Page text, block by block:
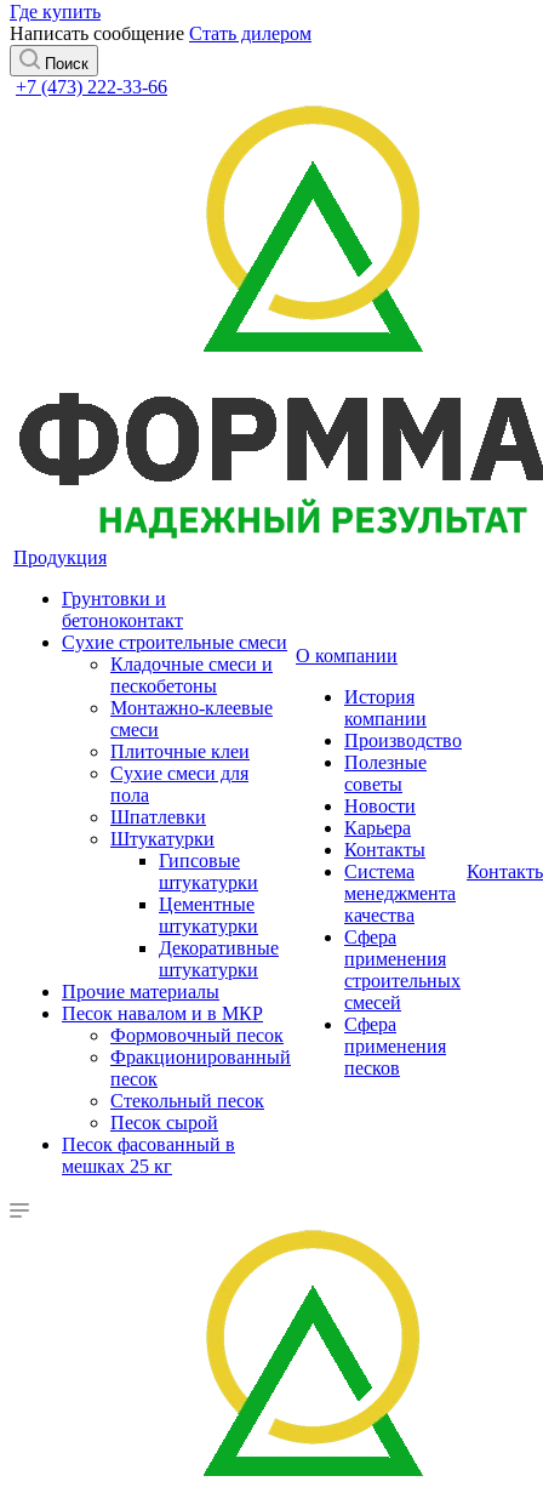
Где купить
Написать сообщение Стать дилером
Поиск
+7 (473) 222-33-66
Продукция
Грунтовки и
бетоноконтакт
Сухие строительные смеси
Кладочные смеси и
пескобетоны
Монтажно-клеевые
смеси
Плиточные клеи
Сухие смеси для
пола
Шпатлевки
Штукатурки
Гипсовые
штукатурки
Цементные
штукатурки
Декоративные
штукатурки
Прочие материалы
Песок навалом и в МКР
Формовочный песок
Фракционированный
песок
Стекольный песок
Песок сырой
Песок фасованный в
мешках 25 кг
О компании
История
компании
Производство
Полезные
советы
Новости
Карьера
Контакты
Система
менеджмента
качества
Сфера
применения
строительных
смесей
Сфера
применения
песков